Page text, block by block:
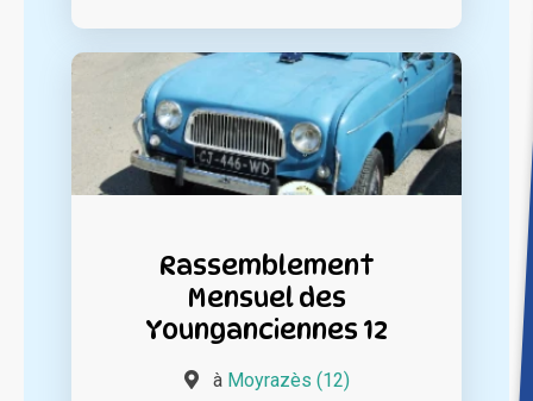
Rassemblement
Mensuel des
Younganciennes 12
à Moyrazès (12)